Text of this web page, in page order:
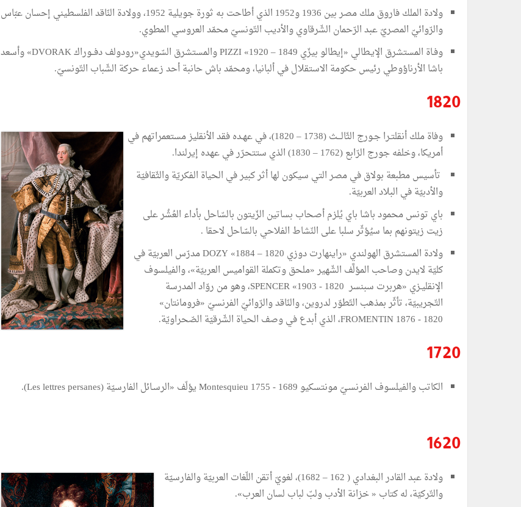
ولادة الملك فاروق ملك مصر بين 1936 و1952 الذي أطاحت به ثورة جويلية 1952، وولادة النّاقد الفلسطيني إحسان عبّاس
والرّوائيّ المصريّ عبد الرّحمان الشّرقاوي والأديب التّونسيّ محمّد العروسي المطوي.
وفـاة المستشرق الإيـطالي «إيطالو بيزّي PIZZI «1920 – 1849 والمستشرق السّويدي«رودولف دفــوراك DVORAK» وأسعد
باشا الأرناؤوطي رئيس حكومة الاستقلال في ألبانيا، ومحمّد باش حانبة أحد زعماء حركة الشّباب التّونسيّ.
1820
وفاة ملك أنقلتـرا جـورج الثّالـــث (1738 – 1820)، في عهـده فقد الأنقليز مستعمراتهم في
أمريكا، وخلفه جورج الرّابع (1762 – 1830) الذي ستتحرّر في عهده إيرلندا.
تأسيس مطبعة بولاق في مصر التي سيكون لها أثر كبير في الحياة الفكريّة والثّقافيّة
والأدبيّة في البلاد العربيّة.
باي تونس محمود باشا باي يُلزم أصحاب بساتين الزّيتون بالسّاحل بأداء العُشُر على
زيت زيتونهم بما سيُؤثّر سلبا على النّشاط الفلاحي بالسّاحل لاحقا .
ولادة المستشرق الهولندي «راينهارت دوزي DOZY «1884 – 1820 مدرّس العربيّة في
كليّة لايدن وصاحب المؤلَّف الشّهير «ملحق وتكملة القواميس العربيّة»، والفيلسوف
الإنقليـزي «هربرت سبنسر SPENCER «1903 - 1820، وهو من روّاد المدرسة
التّجريبيّة، تأثّر بمذهب التّطوّر لدروين، والنّاقد والرّوائيّ الفرنسيّ «فرومانتان»
FROMENTIN 1876 - 1820، الذي أبدع في وصف الحياة الشّرقيّة الصّحراويّة.
1720
الكاتب والفيلسوف الفرنسـيّ مونتسكيو Montesquieu 1755 - 1689 يؤلّف «الرسـائل الفارسيّة (Les lettres persanes).
1620
ولادة عبد القادر البغدادي ( 162 – 1682)، لغويّ أتقن اللّغات العربيّة والفارسيّة
والتّركيّة، له كتاب « خزانة الأدب ولبّ لباب لسان العرب».